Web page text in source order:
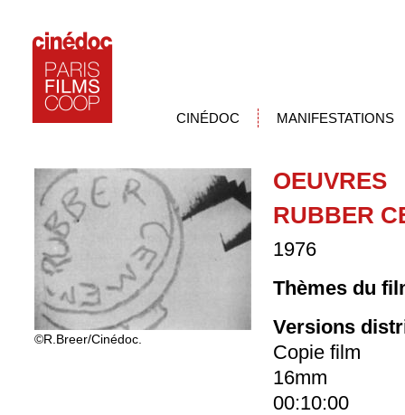
CINÉDOC MANIFESTATIONS
©R.Breer/Cinédoc.
OEUVRES
RUBBER
1976
Thèmes du
Versions
Copie film
16mm
00:10:00